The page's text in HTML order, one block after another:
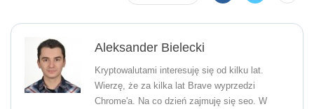
Aleksander Bielecki
Kryptowalutami interesuję się od kilku lat.
Wierzę, że za kilka lat Brave wyprzedzi
Chrome'a. Na co dzień zajmuję się seo. W